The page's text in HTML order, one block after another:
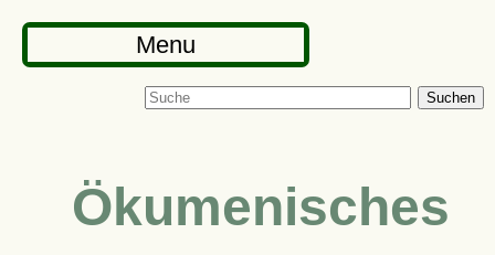
Menu
Suchen
Ökumenisches